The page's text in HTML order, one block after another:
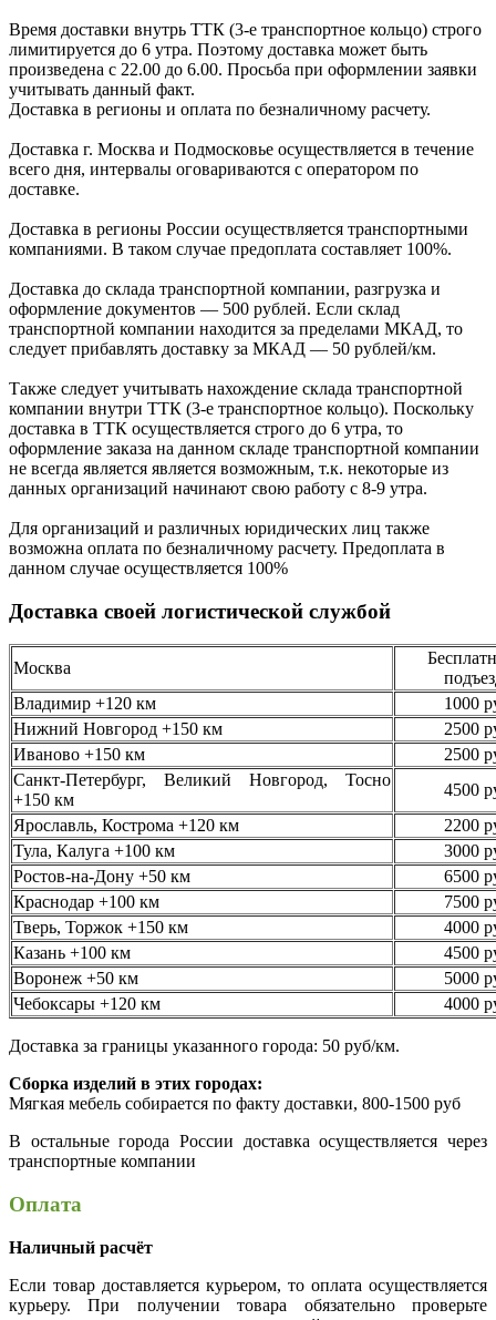
Время доставки внутрь ТТК (3-е транспортное кольцо) строго
лимитируется до 6 утра. Поэтому доставка может быть
произведена с 22.00 до 6.00. Просьба при оформлении заявки
учитывать данный факт.
Доставка в регионы и оплата по безналичному расчету.
Доставка г. Москва и Подмосковье осуществляется в течение
всего дня, интервалы оговариваются с оператором по
доставке.
Доcтавка в регионы России осуществляется транспортными
компаниями. В таком случае предоплата составляет 100%.
Доставка до склада транспортной компании, разгрузка и
оформление документов — 500 рублей. Если склад
транспортной компании находится за пределами МКАД, то
следует прибавлять доставку за МКАД — 50 рублей/км.
Также следует учитывать нахождение склада транспортной
компании внутри ТТК (3-е транспортное кольцо). Поскольку
доставка в ТТК осуществляется строго до 6 утра, то
оформление заказа на данном складе транспортной компании
не всегда является является возможным, т.к. некоторые из
данных организаций начинают свою работу с 8-9 утра.
Для организаций и различных юридических лиц также
возможна оплата по безналичному расчету. Предоплата в
данном случае осуществляется 100%
Доставка своей логистической службой
Москва
Владимир +120 км
1000
Нижний Новгород +150 км
2500
Иваново +150 км
2500
Санкт-Петербург, Великий Новгород, Тосно
+150 км
4500
Ярославль, Кострома +120 км
2200
Тула, Калуга +100 км
3000
Ростов-на-Дону +50 км
6500
Краснодар +100 км
7500
Тверь, Торжок +150 км
4000
Казань +100 км
4500
Воронеж +50 км
5000
Чебоксары +120 км
4000
Доставка за границы указанного города: 50 руб/км.
Сборка изделий в этих городах:
Мягкая мебель собирается по факту доставки, 800-1500 руб
В остальные города России доставка осуществляется через
транспортные компании
Оплата
Наличный расчёт
Если товар доставляется курьером, то оплата осуществляется
курьеру. При получении товара обязательно проверьте